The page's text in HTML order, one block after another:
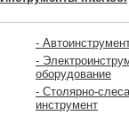
-
-
оборудование
- Столярно-
инструмент